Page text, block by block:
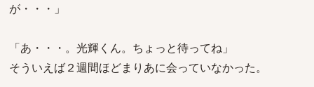
が・・・」
「あ・・・。光輝くん。ちょっと待ってね」
そういえば２週間ほどまりあに会っていなかった。